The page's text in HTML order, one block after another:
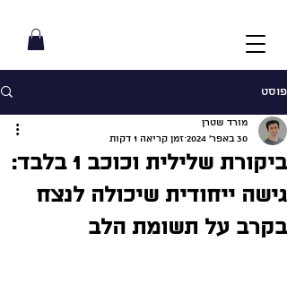
פוסט
ביקורת שלילית וכוכב 1 בלבד:
גישה ייחודית שיכולה לנצח
בקרב על תשומת הלב
מורד שטרן
30 באפר׳ 2024
זמן קריאה 1 דקות